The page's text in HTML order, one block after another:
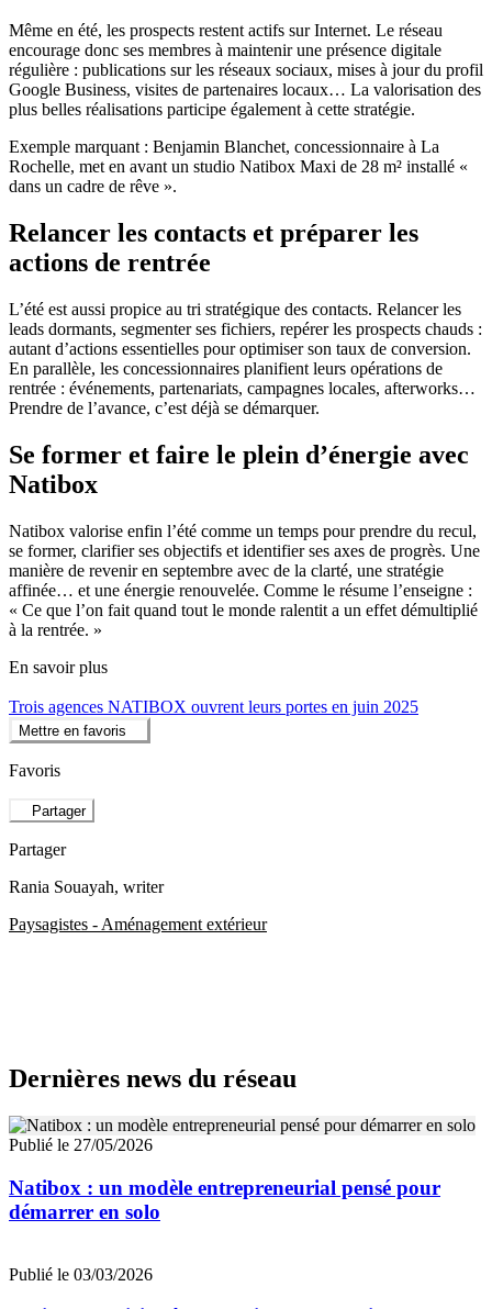
Même en été, les prospects restent actifs sur Internet. Le réseau
encourage donc ses membres à maintenir une présence digitale
régulière : publications sur les réseaux sociaux, mises à jour du profil
Google Business, visites de partenaires locaux… La valorisation des
plus belles réalisations participe également à cette stratégie.
Exemple marquant : Benjamin Blanchet, concessionnaire à La
Rochelle, met en avant un studio Natibox Maxi de 28 m² installé «
dans un cadre de rêve ».
Relancer les contacts et préparer les
actions de rentrée
L’été est aussi propice au tri stratégique des contacts. Relancer les
leads dormants, segmenter ses fichiers, repérer les prospects chauds :
autant d’actions essentielles pour optimiser son taux de conversion.
En parallèle, les concessionnaires planifient leurs opérations de
rentrée : événements, partenariats, campagnes locales, afterworks…
Prendre de l’avance, c’est déjà se démarquer.
Se former et faire le plein d’énergie avec
Natibox
Natibox valorise enfin l’été comme un temps pour prendre du recul,
se former, clarifier ses objectifs et identifier ses axes de progrès. Une
manière de revenir en septembre avec de la clarté, une stratégie
affinée… et une énergie renouvelée. Comme le résume l’enseigne :
« Ce que l’on fait quand tout le monde ralentit a un effet démultiplié
à la rentrée. »
En savoir plus
Trois agences NATIBOX ouvrent leurs portes en juin 2025
Mettre en favoris
Favoris
Partager
Partager
Rania Souayah, writer
Paysagistes - Aménagement extérieur
Dernières news du réseau
Publié le 27/05/2026
Natibox : un modèle entrepreneurial pensé pour
démarrer en solo
Publié le 03/03/2026